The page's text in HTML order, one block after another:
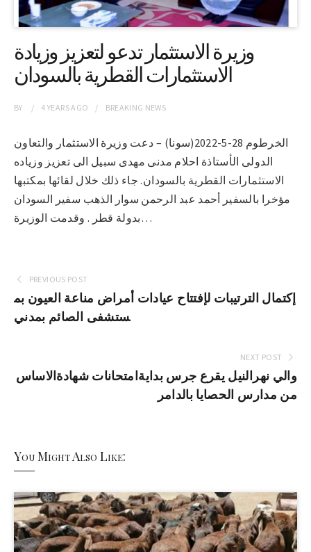
وزيرة الاستثمار تدعو لتعزيز وزيادة
الاستثمارات القطرية بالسودان
BY 4 YEARSAGO BREAKING NEWS
الخرطوم 28-5-2022(سونا) – دعت وزيرة الاستثمار والتعاون
الدولى الأستاذة احلام مدنى مهدى سبيل الى تعزيز وزياده
الاستثمارات القطرية بالسودان. جاء ذلك خلال لقائها بمكتبها
مؤخرا بالسفير أحمد عبد الرحمن سوار الذهب سفير السودان
بدولة قطر . وقدمت الوزيرة…
PREVIOUS POST
إكتمال الترتيبات لإفتتاح عيادات أمراض مناعة العيون بم
ستشفى الصائم بمدني
NEXT POST
والي نهرالنيل يقرع جرس بدايةامتحانات شهادةالاساس
من مدارس الحصايا بالدامر
You Might Also Like: